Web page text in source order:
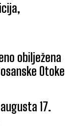
obilježena
Otoke
17.